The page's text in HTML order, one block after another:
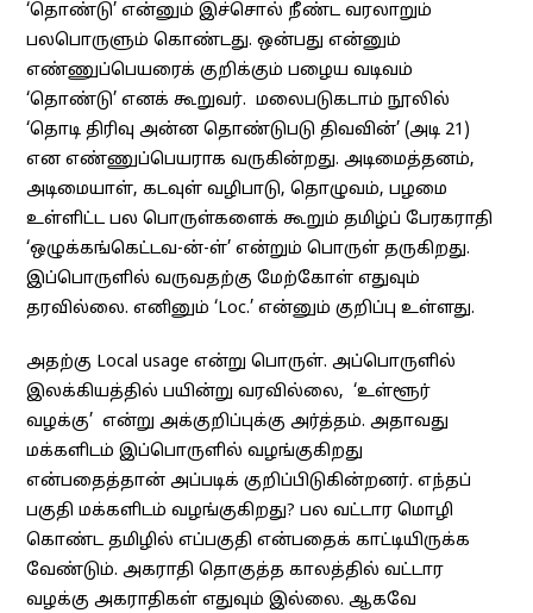
‘தொண்டு’ என்னும் இச்சொல் நீண்ட வரலாறும்
பலபொருளும் கொண்டது. ஒன்பது என்னும்
எண்ணுப்பெயரைக் குறிக்கும் பழைய வடிவம்
‘தொண்டு’ எனக் கூறுவர். மலைபடுகடாம் நூலில்
‘தொடி திரிவு அன்ன தொண்டுபடு திவவின்’ (அடி 21)
என எண்ணுப்பெயராக வருகின்றது. அடிமைத்தனம்,
அடிமையாள், கடவுள் வழிபாடு, தொழுவம், பழமை
உள்ளிட்ட பல பொருள்களைக் கூறும் தமிழ்ப் பேரகராதி
‘ஒழுக்கங்கெட்டவ-ன்-ள்’ என்றும் பொருள் தருகிறது.
இப்பொருளில் வருவதற்கு மேற்கோள் எதுவும்
தரவில்லை. எனினும் ‘Loc.’ என்னும் குறிப்பு உள்ளது.
அதற்கு Local usage என்று பொருள். அப்பொருளில்
இலக்கியத்தில் பயின்று வரவில்லை, ‘உள்ளூர்
வழக்கு’ என்று அக்குறிப்புக்கு அர்த்தம். அதாவது
மக்களிடம் இப்பொருளில் வழங்குகிறது
என்பதைத்தான் அப்படிக் குறிப்பிடுகின்றனர். எந்தப்
பகுதி மக்களிடம் வழங்குகிறது? பல வட்டார மொழி
கொண்ட தமிழில் எப்பகுதி என்பதைக் காட்டியிருக்க
வேண்டும். அகராதி தொகுத்த காலத்தில் வட்டார
வழக்கு அகராதிகள் எதுவும் இல்லை. ஆகவே